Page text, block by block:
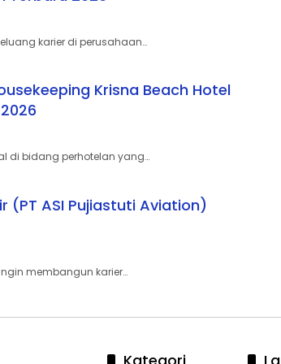
karier di perusahaan…
Krisna Beach Hotel
di bidang perhotelan yang…
(PT ASI Pujiastuti Aviation)
membangun karier…